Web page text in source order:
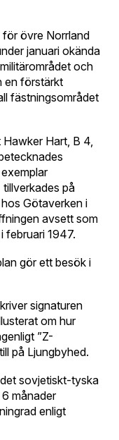
för övre Norrland
januari okända
och
en förstärkt
fästningsområdet
Hart, B 4,
på
Götaverken i
avsett som
februari 1947.
gör ett besök i
signaturen
om hur
”Z-
på Ljungbyhed.
sovjetiskt-tyska
månader
enligt